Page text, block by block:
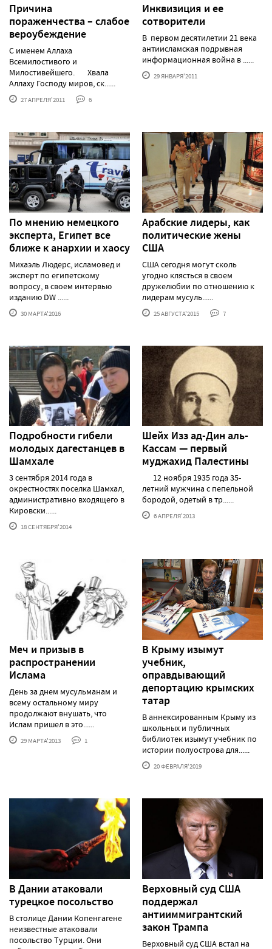
Причина
пораженчества – слабое
вероубеждение
С именем Аллаха
Всемилостивого и
Милостивейшего. Хвала
Аллаху Господу миров, ск......
27 АПРЕЛЯ'2011 6
Инквизиция и ее
сотворители
В первом десятилетии 21 века
антиисламская подрывная
информационная война в ......
29 ЯНВАРЯ'2011
По мнению немецкого
эксперта, Египет все
ближе к анархии и хаосу
Михаэль Людерс, исламовед и
эксперт по египетскому
вопросу, в своем интервью
изданию DW ......
30 МАРТА'2016
Арабские лидеры, как
политические жены
США
США сегодня могут сколь
угодно клясться в своем
дружелюбии по отношению к
лидерам мусуль......
25 АВГУСТА'2015 7
Подробности гибели
молодых дагестанцев в
Шамхале
3 сентября 2014 года в
окрестностях поселка Шамхал,
административно входящего в
Кировски......
18 СЕНТЯБРЯ'2014
Шейх Изз ад-Дин аль-
Кассам — первый
муджахид Палестины
12 ноября 1935 года 35-
летний мужчина с пепельной
бородой, одетый в тр......
6 АПРЕЛЯ'2013
Меч и призыв в
распространении
Ислама
День за днем мусульманам и
всему остальному миру
продолжают внушать, что
Ислам пришел в это......
29 МАРТА'2013 1
В Крыму изымут
учебник,
оправдывающий
депортацию крымских
татар
В аннексированным Крыму из
школьных и публичных
библиотек изымут учебник по
истории полуострова для......
20 ФЕВРАЛЯ'2019
В Дании атаковали
турецкое посольство
В столице Дании Копенгагене
неизвестные атаковали
посольство Турции. Они
Верховный суд США
поддержал
антииммигрантский
закон Трампа
Верховный суд США встал на